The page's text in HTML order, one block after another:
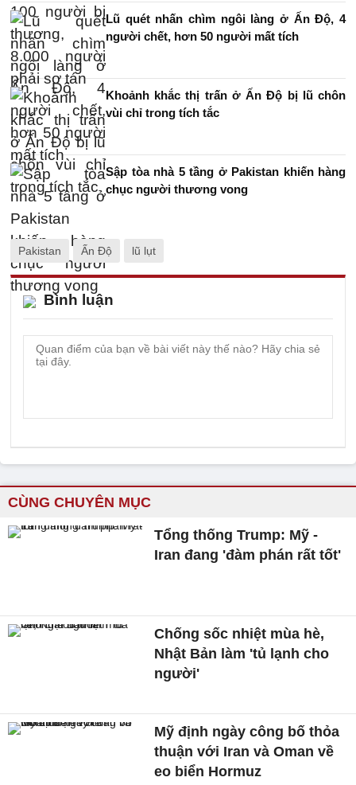
Lũ quét nhấn chìm ngôi làng ở Ấn Độ, 4
người chết, hơn 50 người mất tích
Khoảnh khắc thị trấn ở Ấn Độ bị lũ chôn
vùi chỉ trong tích tắc
Sập tòa nhà 5 tầng ở Pakistan khiến hàng
chục người thương vong
Pakistan Ấn Độ lũ lụt
Bình luận
CÙNG CHUYÊN MỤC
Tổng thống Trump: Mỹ -
Iran đang 'đàm phán rất tốt'
Chống sốc nhiệt mùa hè,
Nhật Bản làm 'tủ lạnh cho
người'
Mỹ định ngày công bố thỏa
thuận với Iran và Oman về
eo biển Hormuz